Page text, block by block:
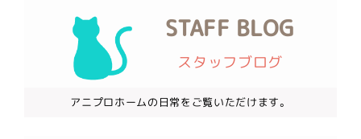
STAFF BLOG
スタッフブログ
アニプロホームの日常をご覧いただけます。